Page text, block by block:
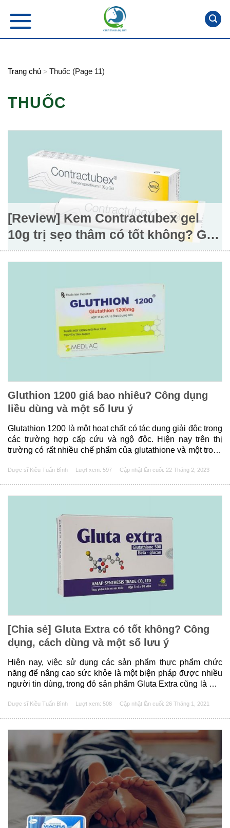
content
Trang chủ > Thuốc (Page 11)
THUỐC
[Review] Kem Contractubex gel
10g trị sẹo thâm có tốt không? Giá
bán
Gluthion 1200 giá bao nhiêu? Công dụng
liều dùng và một số lưu ý
Glutathion 1200 là một hoạt chất có tác dụng giải độc trong
các trường hợp cấp cứu và ngộ độc. Hiện nay trên thị
trường có rất nhiều chế phẩm của glutathione và một trong
Công dụng liều dùng như thế nào và cần......
Dược sĩ Kiều Tuấn Bình Lượt xem: 597 Cập nhật lần cuối: 22 Tháng 2, 2023
[Chia sẻ] Gluta Extra có tốt không? Công
dụng, cách dùng và một số lưu ý
Hiện nay, việc sử dụng các sản phẩm thực phẩm chức
năng để nâng cao sức khỏe là một biện pháp được nhiều
người tin dùng, trong đó sản phẩm Gluta Extra cũng là một
Gluta Extra là gì, có thành phần ra sao......
Dược sĩ Kiều Tuấn Bình Lượt xem: 508 Cập nhật lần cuối: 26 Tháng 1, 2021